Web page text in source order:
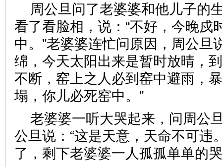
周公旦问了老婆婆和他儿子的
看了看脸相，说：“不好，今晚戍
中。”老婆婆连忙问原因，周公旦
绵，今天太阳出来是暂时放晴，
不断，窑上之人必到窑中避雨，
塌，你儿必死窑中。”
老婆婆一听大哭起来，问周公
公旦说：“这是天意，天命不可违
了，剩下老婆婆一人孤孤单单的